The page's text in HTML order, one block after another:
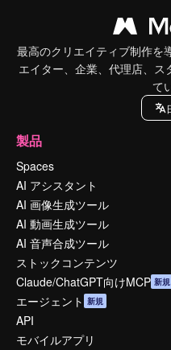
最高のクリエイティブ制作を
エイター、企業、代理店、
て
製品
Spaces
AI アシスタント
AI 画像生成ツール
AI 動画生成ツール
AI 音声合成ツール
ストックコンテンツ
Claude/ChatGPT向けMCP 新規
エージェント 新規
API
モバイルアプリ